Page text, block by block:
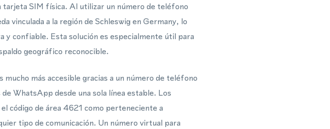
tarjeta SIM física. Al utilizar un número de teléfono
vinculada a la región de Schleswig en Germany, lo
confiable. Esta solución es especialmente útil para
geográfico reconocible.
más accesible gracias a un número de teléfono
WhatsApp desde una sola línea estable. Los
código de área 4621 como perteneciente a
tipo de comunicación. Un número virtual para